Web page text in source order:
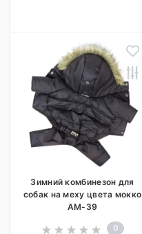
Зимний комбинезон для
собак на меху цвета мокко
AM-39
0